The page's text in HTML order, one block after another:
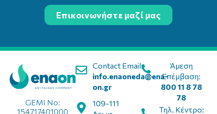
Επικοινωνήστε μαζί μας
Contact Email:
info.enaoneda@ena-
on.gr
109-111
GEMI No:
154717401000
Άμεση
Επέμβαση:
800 11 8 78
78
Τηλ. Κέντρο: